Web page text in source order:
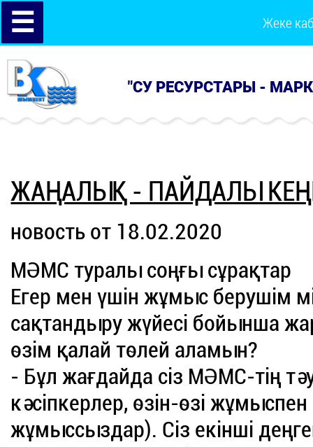
☰ Жеке
"СУ РЕСУРСТАРЫ -
ЖАҢАЛЫҚ - ПАЙДАЛЫ
новость от 18.02.2020
МӘМС туралы соңғы сұрақтар
Егер мен үшін жұмыс берушім
сақтандыру жүйесі бойынша
өзім қалай төлей аламын?
- Бұл жағдайда сіз МӘМС-тің
кәсіпкерлер, өзін-өзі
жұмыссыздар). Сіз екінші